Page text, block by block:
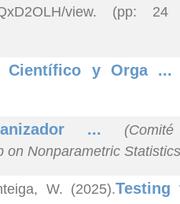
view. (pp:
Científico y Orga ...
...
on Nonparametric Statistics
W. (2025).Testing